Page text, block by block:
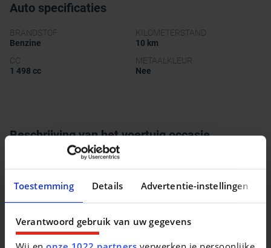
Toestemming Details Advertentie-instellingen
Verantwoord gebruik van uw gegevens
Auto specificaties
BRANDSTOF
Benzine
KILOMETERSTAND
10 km
CC
1 498 cc
METAALKLEUR
Nee
Beschrijving van het voertuig occasie
Land Rover Range Rover Evoque
Vergelijkbare voertuigen